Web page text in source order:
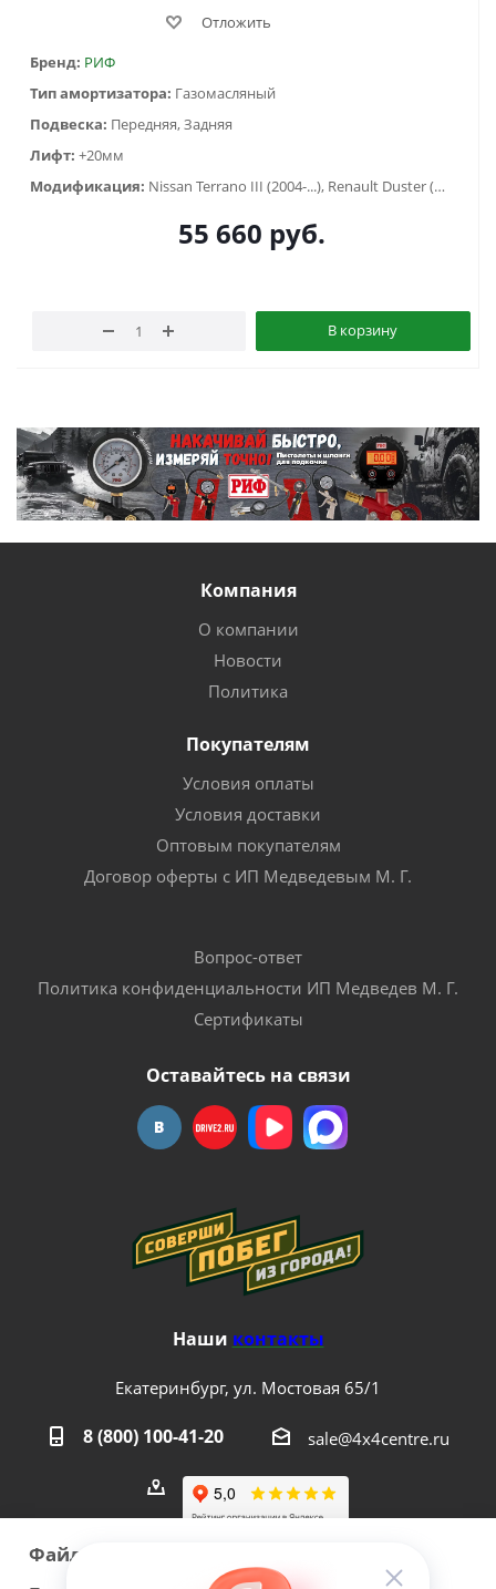
Отложить
Бренд: РИФ
Тип амортизатора: Газомасляный
Подвеска: Передняя, Задняя
Лифт: +20мм
Модификация:
Nissan Terrano III (2004-...), Renault Duster (2010-2014), Renault Duster (2015-2020), Renault Duster (2021-...)
55 660 руб.
В корзину
Компания
О компании
Новости
Политика
Покупателям
Условия оплаты
Условия доставки
Оптовым покупателям
Договор оферты с ИП Медведевым М. Г.
Вопрос-ответ
Политика конфиденциальности ИП Медведев М. Г.
Сертификаты
Оставайтесь на связи
Наши контакты
Екатеринбург, ул. Мостовая 65/1
8 (800) 100-41-20 sale@4x4centre.ru
Файлы cookie